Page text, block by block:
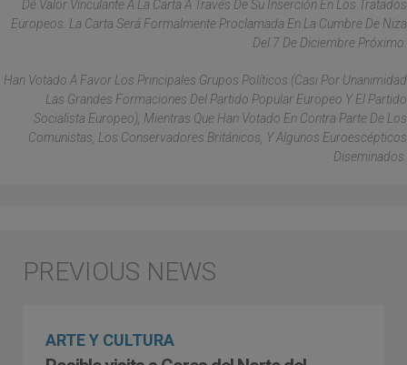
Dé Valor Vinculante A La Carta A Través De Su Inserción En Los Tratados
Europeos. La Carta Será Formalmente Proclamada En La Cumbre De Niza
Del 7 De Diciembre Próximo.
Han Votado A Favor Los Principales Grupos Políticos (casi Por Unanimidad
Las Grandes Formaciones Del Partido Popular Europeo Y El Partido
Socialista Europeo), Mientras Que Han Votado En Contra Parte De Los
Comunistas, Los Conservadores Británicos, Y Algunos Euroescépticos
Diseminados.
ARTE Y CULTURA